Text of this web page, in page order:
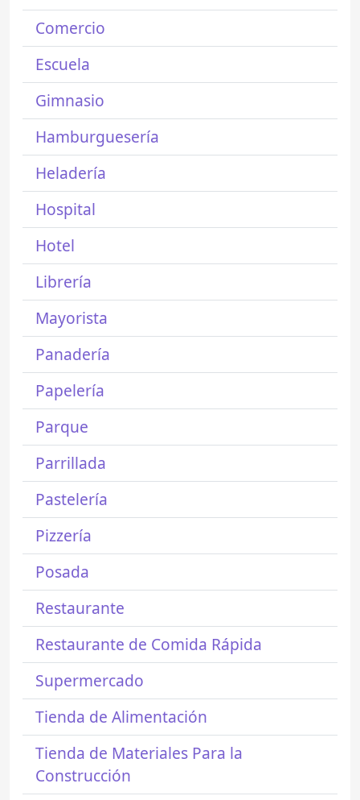
Comercio
Escuela
Gimnasio
Hamburguesería
Heladería
Hospital
Hotel
Librería
Mayorista
Panadería
Papelería
Parque
Parrillada
Pastelería
Pizzería
Posada
Restaurante
Restaurante de Comida Rápida
Supermercado
Tienda de Alimentación
Tienda de Materiales Para la
Construcción